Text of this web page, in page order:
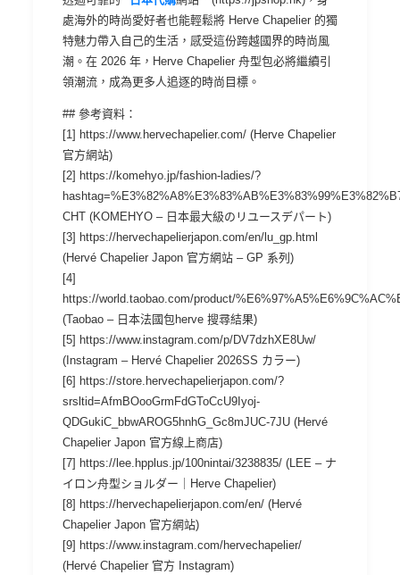
處海外的時尚愛好者也能輕鬆將 Herve Chapelier 的獨
特魅力帶入自己的生活，感受這份跨越國界的時尚風
潮。在 2026 年，Herve Chapelier 舟型包必將繼續引
領潮流，成為更多人追逐的時尚目標。
## 參考資料：
[1] https://www.hervechapelier.com/ (Herve Chapelier
官方網站)
[2] https://komehyo.jp/fashion-ladies/?
CHT (KOMEHYO – 日本最大級のリユースデパート)
[3] https://hervechapelierjapon.com/en/lu_gp.html
(Hervé Chapelier Japon 官方網站 – GP 系列)
[4]
https://world.taobao.com/product/
(Taobao – 日本法國包herve 搜尋結果)
[5] https://www.instagram.com/p/DV7dzhXE8Uw/
(Instagram – Hervé Chapelier 2026SS カラー)
[6] https://store.hervechapelierjapon.com/?
srsltid=AfmBOooGrmFdGToCcU9Iyoj-
QDGukiC_bbwAROG5hnhG_Gc8mJUC-7JU (Hervé
Chapelier Japon 官方線上商店)
[7] https://lee.hpplus.jp/100nintai/3238835/ (LEE – ナ
イロン舟型ショルダー｜Herve Chapelier)
[8] https://hervechapelierjapon.com/en/ (Hervé
Chapelier Japon 官方網站)
[9] https://www.instagram.com/hervechapelier/
(Hervé Chapelier 官方 Instagram)